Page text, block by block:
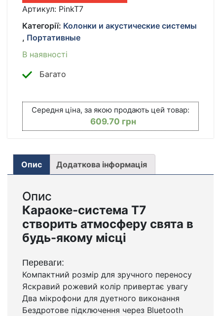
МИКРОФОНА,
USB,
TF,
AUX,
T7,
РОЗОВЫЙ
КОЛОНКА
/
БЛЮТУЗ
КОЛОНКА
Артикул: PinkT7
Категорії: Колонки и акустические системы
, Портативные
В наявності
Багато
Середня ціна, за якою продають цей товар:
609.70 грн
Опис Додаткова інформація
Опис
Караоке-система T7
створить атмосферу свята в
будь-якому місці
Переваги:
Компактний розмір для зручного переносу
Яскравий рожевий колір привертає увагу
Два мікрофони для дуетного виконання
Бездротове підключення через Bluetooth